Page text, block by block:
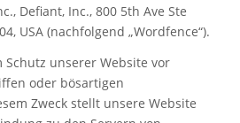
Defiant, Inc., 800 5th Ave Ste
USA (nachfolgend „Wordfence“).
unserer Website vor
oder bösartigen
Zweck stellt unsere Website